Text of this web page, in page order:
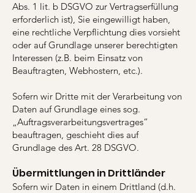
Abs. 1 lit. b DSGVO zur Vertragserfüllung
erforderlich ist), Sie eingewilligt haben,
eine rechtliche Verpflichtung dies vorsieht
oder auf Grundlage unserer berechtigten
Interessen (z.B. beim Einsatz von
Beauftragten, Webhostern, etc.).
Sofern wir Dritte mit der Verarbeitung von
Daten auf Grundlage eines sog.
„Auftragsverarbeitungsvertrages“
beauftragen, geschieht dies auf
Grundlage des Art. 28 DSGVO.
Übermittlungen in Drittländer
Sofern wir Daten in einem Drittland (d.h.